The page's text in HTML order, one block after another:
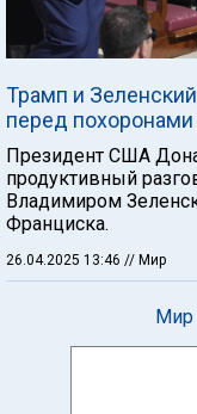
Трамп и
перед
Президент США
продуктивный
Владимиром
Франциска.
26.04.2025 13:46 // Мир
Мир